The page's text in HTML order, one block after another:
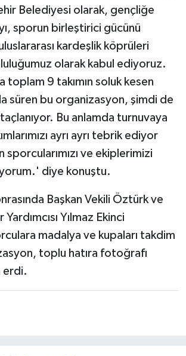
Belediyesi olarak, gençliğe
sporun birleştirici gücünü
kardeşlik köprüleri
olarak kabul ediyoruz.
toplam 9 takımın soluk kesen
süren bu organizasyon, şimdi de
Bu anlamda turnuvaya
ayrı ayrı tebrik ediyor
ve ekiplerimizi
diye konuştu.
Başkan Vekili Öztürk ve
Yılmaz Ekinci
madalya ve kupaları takdim
toplu hatıra fotoğrafı
erdi.